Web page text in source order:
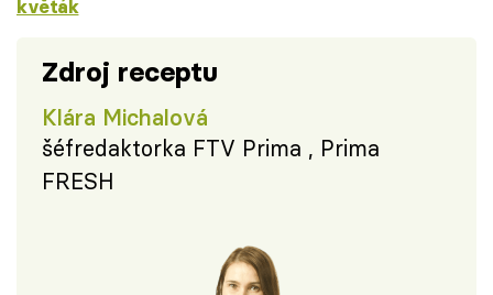
květák
Zdroj receptu
Klára Michalová
šéfredaktorka FTV Prima , Prima
FRESH